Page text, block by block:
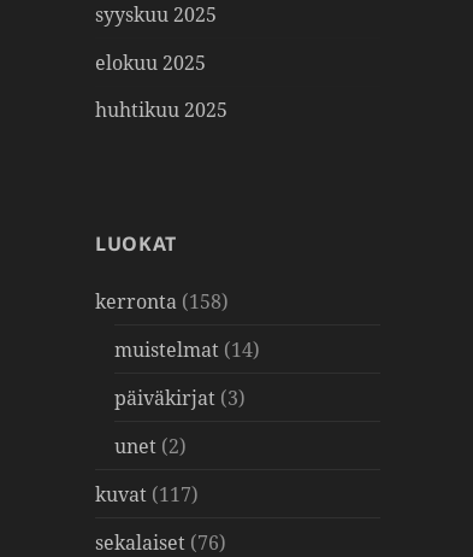
syyskuu 2025
elokuu 2025
huhtikuu 2025
LUOKAT
kerronta (158)
muistelmat (14)
päiväkirjat (3)
unet (2)
kuvat (117)
sekalaiset (76)